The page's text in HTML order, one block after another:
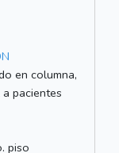
en columna,
pacientes
piso